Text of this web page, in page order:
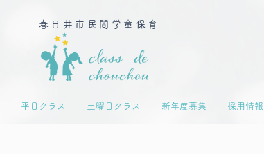
春日井市民間学童保育
平日クラス 土曜日クラス 新年度募集 採用情報